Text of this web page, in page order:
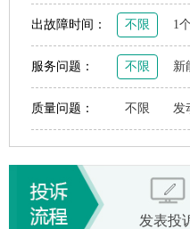
出故障时间： 不限 1
服务问题： 不限 新
质量问题： 不限 发
发表投